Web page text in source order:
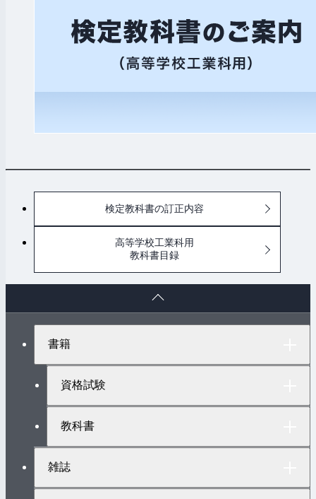
検定教科書の訂正内容
高等学校工業科用
教科書目録
書籍
資格試験
教科書
雑誌